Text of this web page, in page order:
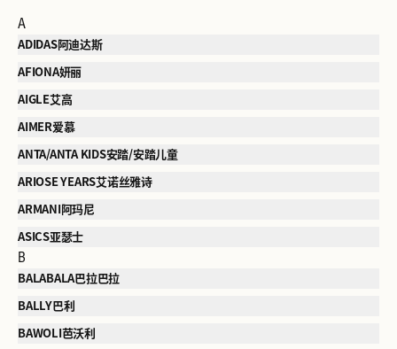
A
ADIDAS阿迪达斯
AFIONA妍丽
AIGLE艾高
AIMER爱慕
ANTA/ANTA KIDS安踏/安踏儿童
ARIOSE YEARS艾诺丝雅诗
ARMANI阿玛尼
ASICS亚瑟士
B
BALABALA巴拉巴拉
BALLY巴利
BAWOLI芭沃利